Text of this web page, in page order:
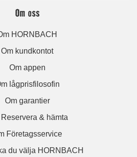
Om oss
HORNBACH
Om kundkontot
Om appen
lågprisfilosofin
Om garantier
& hämta
Företagsservice
du välja HORNBACH